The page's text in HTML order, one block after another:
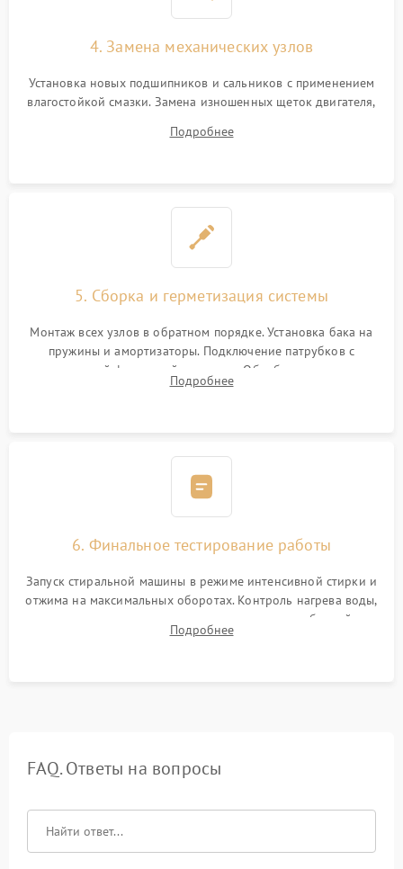
4. Замена механических узлов
Установка новых подшипников и сальников с применением
влагостойкой смазки. Замена изношенных щеток двигателя,
или поврежденной резиновой манжеты.
Подробнее
5. Сборка и герметизация системы
Монтаж всех узлов в обратном порядке. Установка бака на
пружины и амортизаторы. Подключение патрубков с
надежной фиксацией хомутами. Обработка стыков
герметиком для предотвращения возможных протечек воды.
Подробнее
6. Финальное тестирование работы
Запуск стиральной машины в режиме интенсивной стирки и
отжима на максимальных оборотах. Контроль нагрева воды,
корректности слива, отсутствия излишних вибраций,
посторонних стуков и протечек под корпусом.
Подробнее
FAQ. Ответы на вопросы